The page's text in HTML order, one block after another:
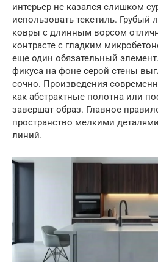
интерьер не казался слишком
использовать текстиль.
ковры с длинным ворсом
контрасте с гладким
еще один обязательный
фикуса на фоне серой стены
сочно. Произведения
как абстрактные полотна или
завершат образ. Главное
пространство мелкими
линий.